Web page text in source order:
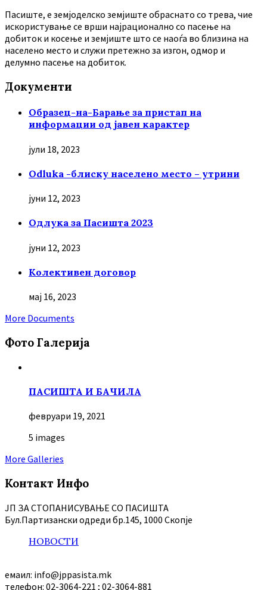
Пасиште, е земјоделско земјиште обраснато со трева, чие
искористување се врши најрационално со пасење на
добиток и косење и земјиште што се наоѓа во близина на
населено место и служи претежно за изгон, одмор и
делумно пасење на добиток.
Документи
Образец-на-Барање за пристап на
информации од јавен карактер
јули 18, 2023
Odluka -блиску населено место – утрини
јуни 12, 2023
Oдлука за Пасишта 2023
јуни 12, 2023
Колективен договор
мај 16, 2023
More Documents
Фото Галерија
ПАСИШТА И БАЧИЛА
февруари 19, 2021
5 images
More Galleries
Контакт Инфо
ЈП ЗА СТОПАНИСУВАЊЕ СО ПАСИШТА
Бул.Партизански oдреди бр.145, 1000 Скопје
НОВОСТИ
емаил: info@jppasista.mk
телефон: 02-3064-221 ; 02-3064-881